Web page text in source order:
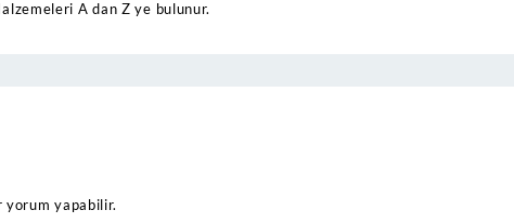
A dan Z ye bulunur.
yorum yapabilir.